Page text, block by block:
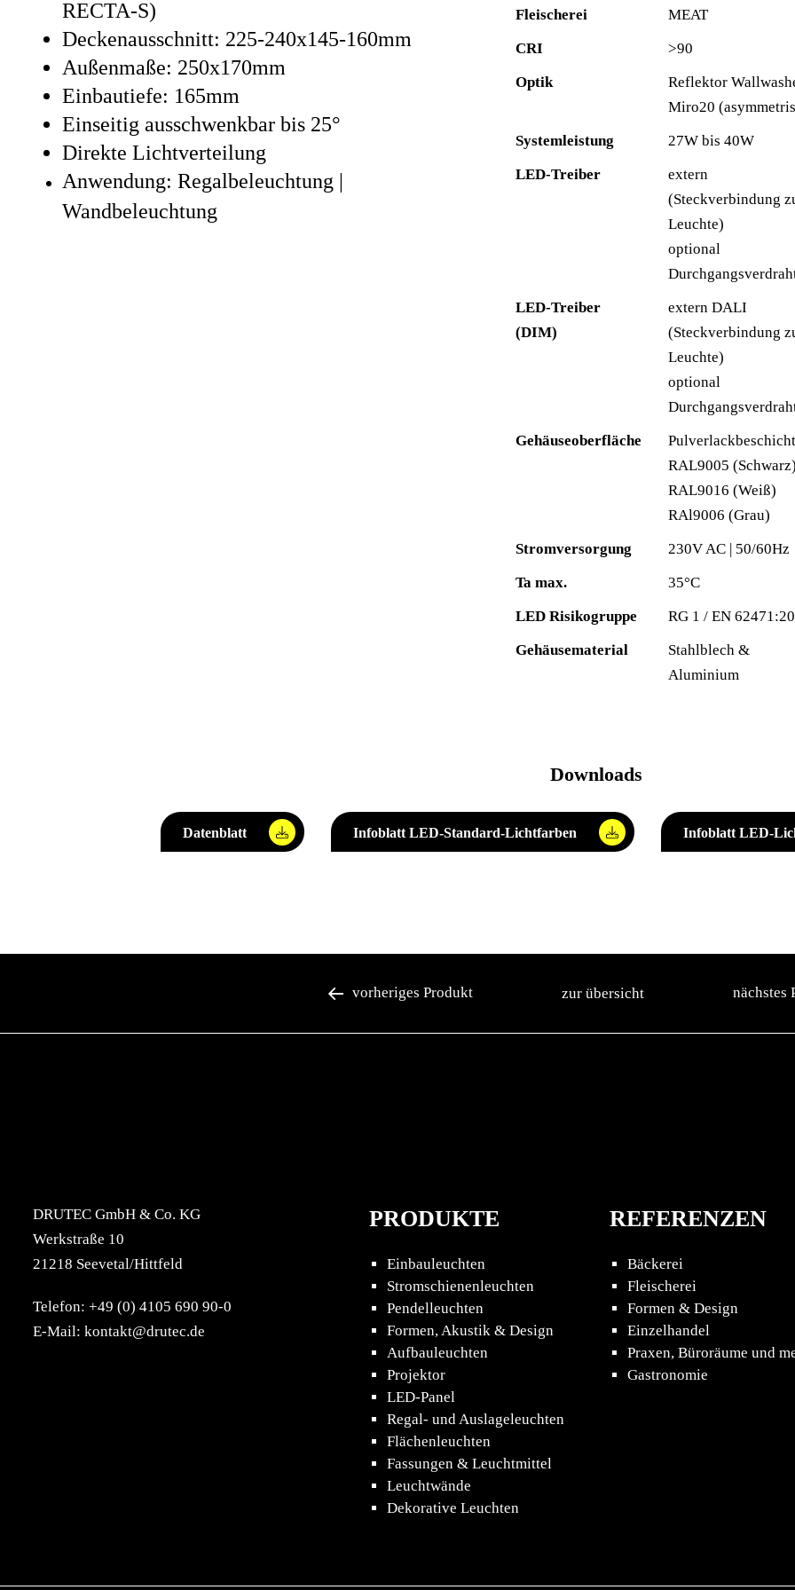
RECTA-S)
Deckenausschnitt: 225-240x145-160mm
Außenmaße: 250x170mm
Einbautiefe: 165mm
Einseitig ausschwenkbar bis 25°
Direkte Lichtverteilung
Anwendung: Regalbeleuchtung |
Wandbeleuchtung
Fleischerei
MEAT
CRI
>90
Optik
Reflektor
Miro20
Systemleistung
27W bis 40W
LED-Treiber
extern
(Steckverbindung
Leuchte)
optional
LED-Treiber
(DIM)
extern DALI
(Steckverbindung
Leuchte)
optional
Gehäuseoberfläche
RAL9005 (Schwarz)
RAL9016 (Weiß)
RAl9006 (Grau)
Stromversorgung
230V AC | 50/60Hz
Ta max.
35°C
LED Risikogruppe
RG 1 / EN
Gehäusematerial
Stahlblech &
Aluminium
Downloads
Datenblatt Infoblatt LED-Standard-Lichtfarben Infoblatt LED-
vorheriges Produkt zur übersicht nächstes
DRUTEC GmbH & Co. KG
Werkstraße 10
21218 Seevetal/Hittfeld
Telefon: +49 (0) 4105 690 90-0
E-Mail: kontakt@drutec.de
PRODUKTE
Einbauleuchten
Stromschienenleuchten
Pendelleuchten
Formen, Akustik & Design
Aufbauleuchten
Projektor
LED-Panel
Regal- und Auslageleuchten
Flächenleuchten
Fassungen & Leuchtmittel
Leuchtwände
Dekorative Leuchten
REFERENZEN
Bäckerei
Fleischerei
Formen & Design
Einzelhandel
Praxen, Büroräume und
Gastronomie